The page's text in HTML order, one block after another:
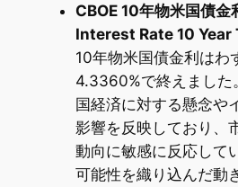
CBOE 10年物米国債金
Interest Rate 10 Year
10年物米国債金利はわ
4.3360%で終えました
国経済に対する懸念や
影響を反映しており、
動向に敏感に反応して
可能性を織り込んだ動